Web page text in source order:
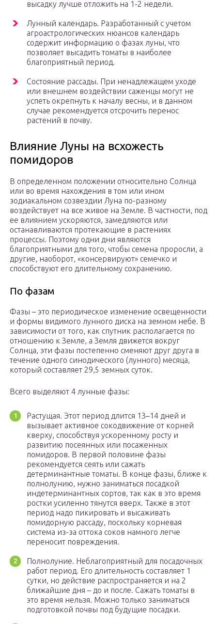
высадку лучше отложить на 1-2 недели.
Лунный календарь. Разработанный с учетом
агроастрологических нюансов календарь
содержит информацию о фазах луны, что
позволяет высадить томаты в наиболее
благоприятный период.
Состояние рассады. При ненадлежащем уходе
или внешнем воздействии саженцы могут не
успеть окрепнуть к началу весны, и в данном
случае рекомендуется отсрочить перенос
растений в почву.
Влияние Луны на всхожесть
помидоров
В определенном положении относительно Солнца
или во время нахождения в том или ином
зодиакальном созвездии Луна по-разному
воздействует на все живое на Земле. В частности, под
ее влиянием ускоряются, замедляются или
останавливаются протекающие в растениях
процессы. Поэтому одни дни являются
благоприятными для того, чтобы семена проросли, а
другие, наоборот, «консервируют» семечко и
способствуют его длительному сохранению.
По фазам
Фазы – это периодическое изменение освещенности
и формы видимого лунного диска на земном небе. В
зависимости от того, как спутник располагается по
отношению к Земле, а Земля движется вокруг
Солнца, эти фазы постепенно сменяют друг друга в
течение одного синодического (лунного) месяца,
который составляет 29,5 земных суток.
Всего выделяют 4 лунные фазы:
Растущая. Этот период длится 13–14 дней и
вызывает активное сокодвижение от корней
кверху, способствуя ускоренному росту и
развитию посеянных или посаженных
помидоров. В первой половине фазы
рекомендуется сеять или сажать
детерминантные томаты. В конце фазы, ближе к
полнолунию, нужно заниматься посадкой
индетерминантных сортов, так как в это время
ростки усиленно тянутся вверх. Также в этот
период надо пикировать и высаживать
помидорную рассаду, поскольку корневая
система из-за оттока соков намного легче
переносит повреждения.
Полнолуние. Неблагоприятный для посадочных
работ период. Его длительность составляет 1
сутки, но действие распространяется и на 2
ближайшие дня – до и после. Сажать томаты в
это время нельзя. Можно только заниматься
подготовкой почвы под будущие посадки.